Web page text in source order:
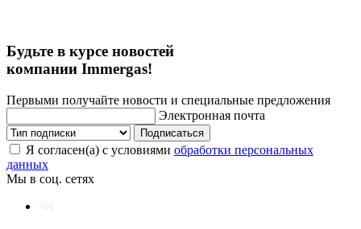
Будьте в курсе новостей
компании Immergas!
Первыми получайте новости и специальные предложения
Электронная почта
Подписаться
Я согласен(а) с условиями обработки персональных
данных
Мы в соц. сетях